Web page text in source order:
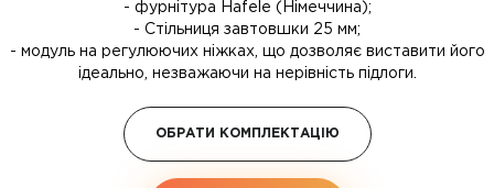
- фурнітура Hafele (Німеччина);
- Стільниця завтовшки 25 мм;
- модуль на регулюючих ніжках, що дозволяє виставити його
ідеально, незважаючи на нерівність підлоги.
ОБРАТИ КОМПЛЕКТАЦІЮ